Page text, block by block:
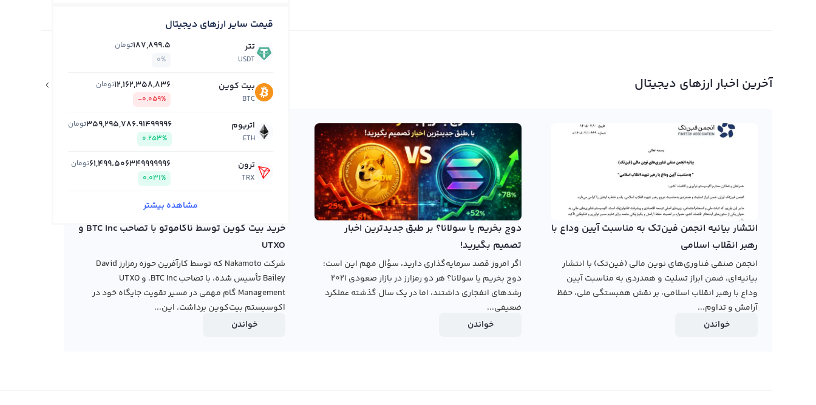
آخرین اخبار ارزهای دیجیتال اخبار ارزهای دیجیتال
انتشار بیانیه انجمن فین‌تک به مناسبت آیین وداع با
رهبر انقلاب اسلامی
انجمن صنفی فناوری‌های نوین مالی (فین‌تک) با انتشار
بیانیه‌ای، ضمن ابراز تسلیت و همدردی به مناسبت آیین
وداع با رهبر انقلاب اسلامی، بر نقش همبستگی ملی، حفظ
آرامش و تداوم...
خواندن
دوج بخریم یا سولانا؟ بر طبق جدیدترین اخبار
تصمیم بگیرید!
اگر امروز قصد سرمایه‌گذاری دارید، سؤال مهم این است:
دوج بخریم یا سولانا؟ هر دو رمزارز در بازار صعودی ۲۰۲۱
رشدهای انفجاری داشتند، اما در یک سال گذشته عملکرد
ضعیفی...
خواندن
خرید بیت کوین توسط ناکاموتو با تصاحب BTC Inc و
UTXO
شرکت Nakamoto که توسط کارآفرین حوزه رمزارز David
Bailey تأسیس شده، با تصاحب BTC Inc. و UTXO
Management گام مهمی در مسیر تقویت جایگاه خود در
اکوسیستم بیت‌کوین برداشت. این...
خواندن
قیمت سایر ارزهای دیجیتال
تتر
USDT
187,899.5تومان
0%
بیت کوین
BTC
12,162,358,836تومان
-0.059%
اتریوم
ETH
359,295,786.91499996تومان
0.253%
ترون
TRX
61,499.506349999996تومان
0.031%
مشاهده بیشتر